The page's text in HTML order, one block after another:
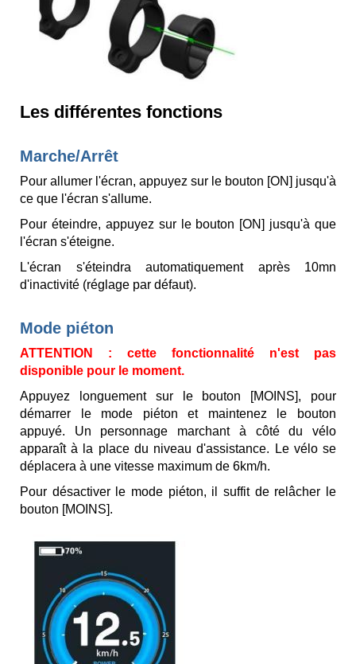
Les différentes fonctions
Marche/Arrêt
Pour allumer l'écran, appuyez sur le bouton [ON] jusqu'à
ce que l'écran s'allume.
Pour éteindre, appuyez sur le bouton [ON] jusqu'à que
l'écran s'éteigne.
L'écran s'éteindra automatiquement après 10mn
d'inactivité (réglage par défaut).
Mode piéton
ATTENTION : cette fonctionnalité n'est pas
disponible pour le moment.
Appuyez longuement sur le bouton [MOINS], pour
démarrer le mode piéton et maintenez le bouton
appuyé. Un personnage marchant à côté du vélo
apparaît à la place du niveau d'assistance. Le vélo se
déplacera à une vitesse maximum de 6km/h.
Pour désactiver le mode piéton, il suffit de relâcher le
bouton [MOINS].